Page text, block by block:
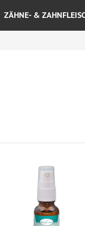
ZÄHNE- &